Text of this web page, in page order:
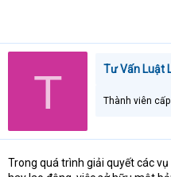
T Tư Vấn Luật
Thành viên cấp
Trong quá trình giải quyết các